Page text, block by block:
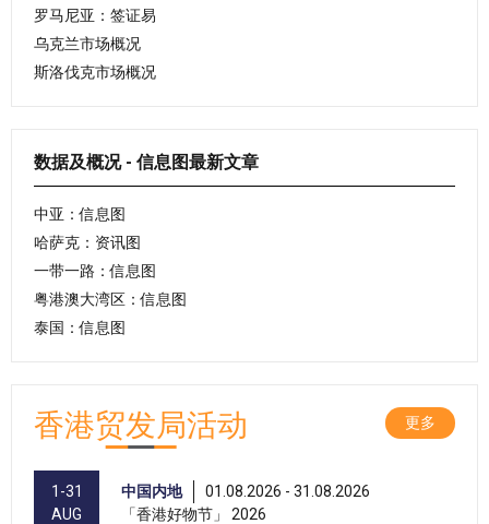
罗马尼亚：签证易
乌克兰市场概况
斯洛伐克市场概况
数据及概况 - 信息图最新文章
中亚：信息图
哈萨克：资讯图
一带一路：信息图
粤港澳大湾区：信息图
泰国：信息图
香港贸发局活动 更多
1-31
AUG
中国内地
01.08.2026 - 31.08.2026
「香港好物节」 2026